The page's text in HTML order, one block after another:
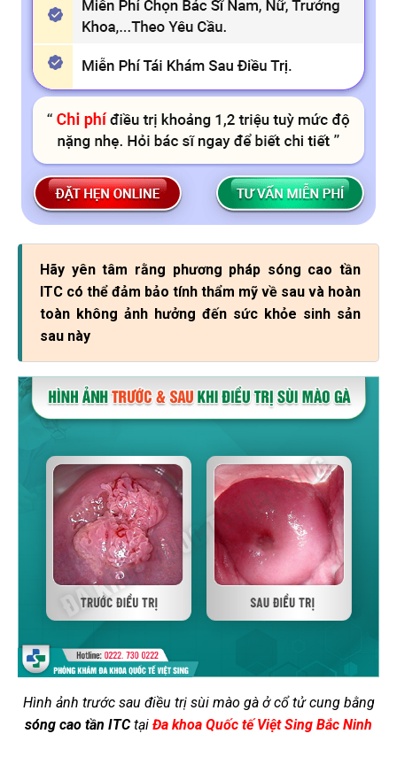
Hãy yên tâm rằng phương pháp sóng cao tần
ITC có thể đảm bảo tính thẩm mỹ về sau và hoàn
toàn không ảnh hưởng đến sức khỏe sinh sản
sau này
Hình ảnh trước sau điều trị sùi mào gà ở cổ tử cung bằng
sóng cao tần ITCtại Đa khoa Quốc tế Việt Sing Bắc Ninh